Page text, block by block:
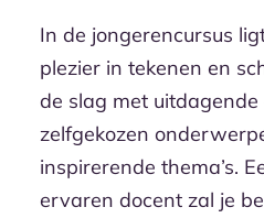
In de jongerencursus
plezier in tekenen en
de slag met
zelfgekozen
inspirerende thema’s.
ervaren docent zal je